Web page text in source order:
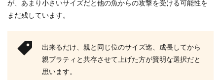
が、あまり小さいサイズだと他の魚からの攻撃を受ける可能性を
まだ残しています。
出来るだけ、親と同じ位のサイズ迄、成長してから
親プラティと共存させて上げた方が賢明な選択だと
思います。